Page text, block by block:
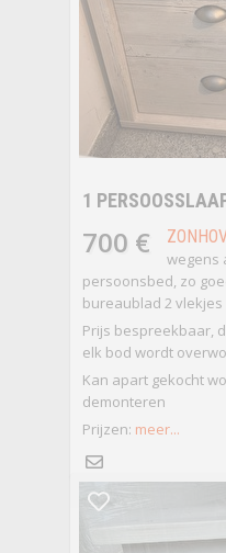
1
700 €
wegens
persoonsbed, zo
bureaublad 2
Prijs bespreekbaar,
elk bod wordt
Kan apart gekocht
demonteren
Prijzen: meer...